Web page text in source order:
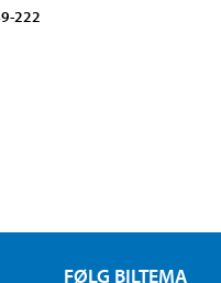
222
FØLG BILTEMA